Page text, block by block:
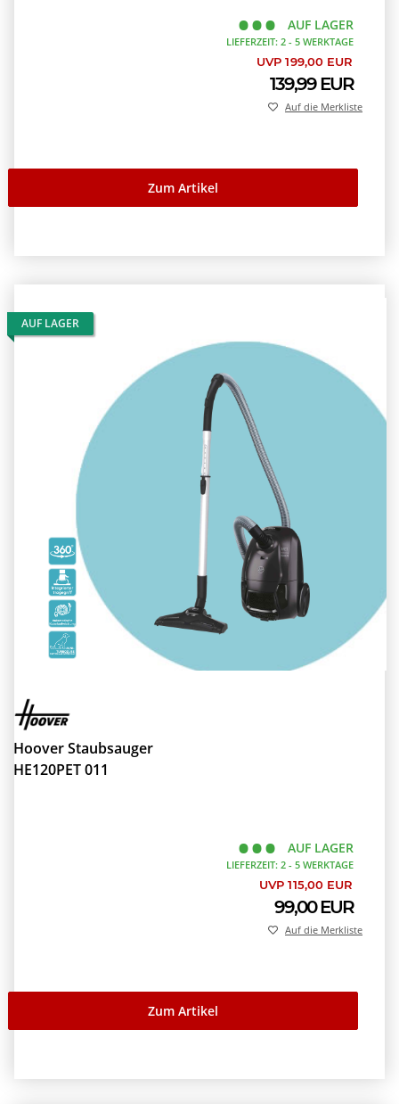
AUF LAGER
LIEFERZEIT: 2 - 5 WERKTAGE
UVP 199,00 EUR
139,99 EUR
Zum Artikel
Auf die Merkliste
AUF LAGER
Hoover Staubsauger
HE120PET 011
AUF LAGER
LIEFERZEIT: 2 - 5 WERKTAGE
UVP 115,00 EUR
99,00 EUR
Zum Artikel
Auf die Merkliste